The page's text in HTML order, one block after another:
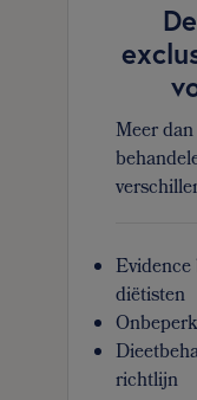
Meer
diëtisten
richtlijn